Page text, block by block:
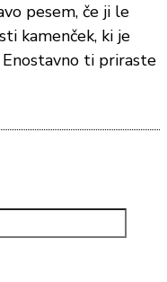
pesem, če ji le
kamenček, ki je
Enostavno ti priraste